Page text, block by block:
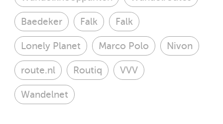
Baedeker Falk Falk
Lonely Planet Marco Polo Nivon
route.nl Routiq VVV
Wandelnet